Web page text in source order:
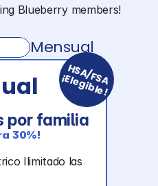
Blueberry members!
Mensual
HSA/FSA
¡Elegible!
por familia
30%!
Ilimitado las